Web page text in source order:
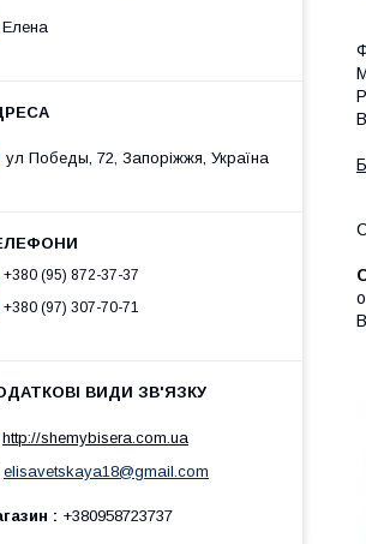
Елена
ул Победы, 72, Запоріжжя, Україна
+380 (95) 872-37-37
+380 (97) 307-70-71
http://shemybisera.com.ua
elisavetskaya18@gmail.com
+380958723737